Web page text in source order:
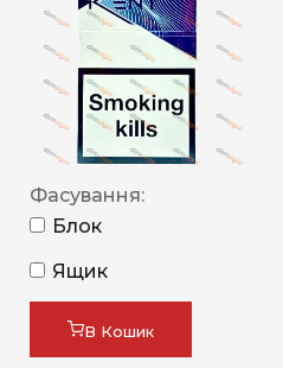
Фасування:
Блок
Ящик
В Кошик